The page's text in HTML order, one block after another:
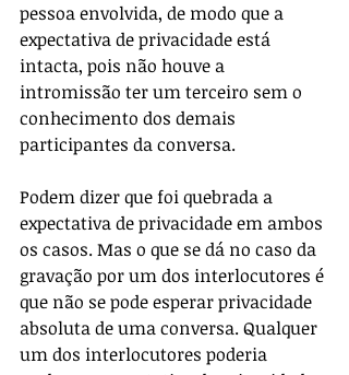
pessoa envolvida, de modo que a
expectativa de privacidade está
intacta, pois não houve a
intromissão ter um terceiro sem o
conhecimento dos demais
participantes da conversa.
Podem dizer que foi quebrada a
expectativa de privacidade em ambos
os casos. Mas o que se dá no caso da
gravação por um dos interlocutores é
que não se pode esperar privacidade
absoluta de uma conversa. Qualquer
um dos interlocutores poderia